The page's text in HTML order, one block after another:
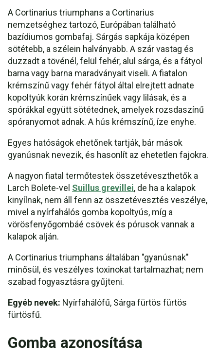
A Cortinarius triumphans a Cortinarius
nemzetséghez tartozó, Európában található
bazídiumos gombafaj. Sárgás sapkája középen
sötétebb, a szélein halványabb. A szár vastag és
duzzadt a tövénél, felül fehér, alul sárga, és a fátyol
barna vagy barna maradványait viseli. A fiatalon
krémszínű vagy fehér fátyol által elrejtett adnate
kopoltyúk korán krémszínűek vagy lilásak, és a
spórákkal együtt sötétednek, amelyek rozsdaszínű
spóranyomot adnak. A hús krémszínű, íze enyhe.
Egyes hatóságok ehetőnek tartják, bár mások
gyanúsnak nevezik, és hasonlít az ehetetlen fajokra.
A nagyon fiatal termőtestek összetéveszthetők a
Larch Bolete-vel Suillus grevillei, de ha a kalapok
kinyílnak, nem áll fenn az összetévesztés veszélye,
mivel a nyírfahálós gomba kopoltyús, míg a
vörösfenyőgombáé csövek és pórusok vannak a
kalapok alján.
A Cortinarius triumphans általában "gyanúsnak"
minősül, és veszélyes toxinokat tartalmazhat; nem
szabad fogyasztásra gyűjteni.
Egyéb nevek: Nyírfahálófű, Sárga fürtös fürtös
fürtösfű.
Gomba azonosítása